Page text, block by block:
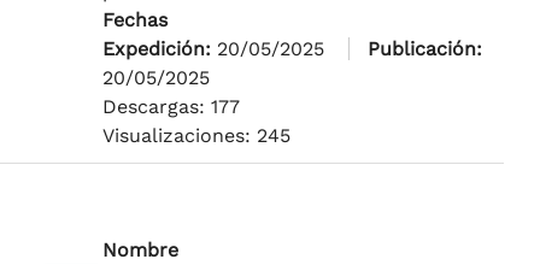
Fechas
Expedición: 20/05/2025
Publicación:
20/05/2025
Descargas: 177
Visualizaciones: 245
Nombre